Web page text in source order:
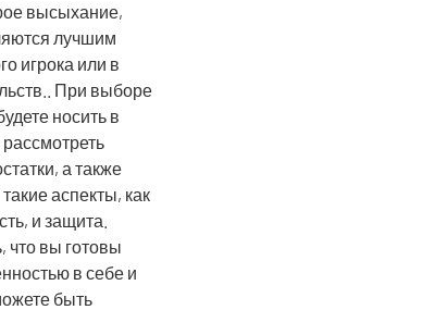
высыхание,
лучшим
игрока или в
При выборе
носить в
а также
аспекты, как
и защита.
что вы готовы
в себе и
быть